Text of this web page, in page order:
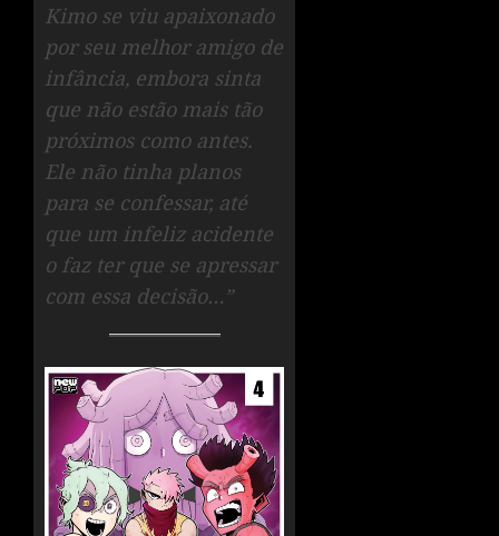
Kimo se viu apaixonado
por seu melhor amigo de
infância, embora sinta
que não estão mais tão
próximos como antes.
Ele não tinha planos
para se confessar, até
que um infeliz acidente
o faz ter que se apressar
com essa decisão…”